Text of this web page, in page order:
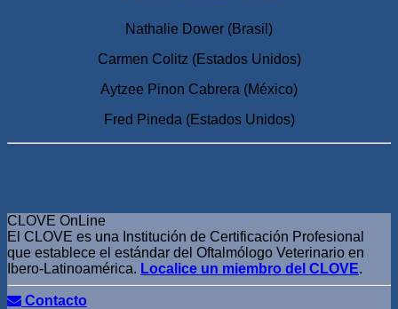
Nathalie Dower (Brasil)
Carmen Colitz (Estados Unidos)
Aytzee Pinon Cabrera (México)
Fred Pineda (Estados Unidos)
CLOVE OnLine
El CLOVE es una Institución de Certificación Profesional
que establece el estándar del Oftalmólogo Veterinario en
Ibero-Latinoamérica. Localice un miembro del CLOVE.
Contacto